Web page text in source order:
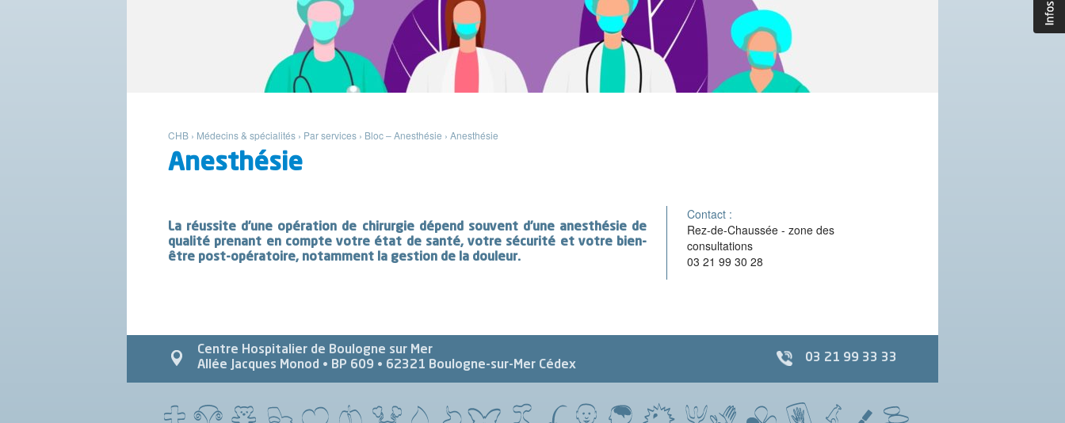
CHB › Médecins & spécialités › Par services › Bloc – Anesthésie › Anesthésie
Anesthésie
La réussite d’une opération de chirurgie dépend souvent d’une anesthésie de
qualité prenant en compte votre état de santé, votre sécurité et votre bien-
être post-opératoire, notamment la gestion de la douleur.
Contact :
Rez-de-Chaussée - zone des
consultations
03 21 99 30 28
Centre Hospitalier de Boulogne sur Mer
Allée Jacques Monod • BP 609 • 62321 Boulogne-sur-Mer Cédex
03 21 99 33 33